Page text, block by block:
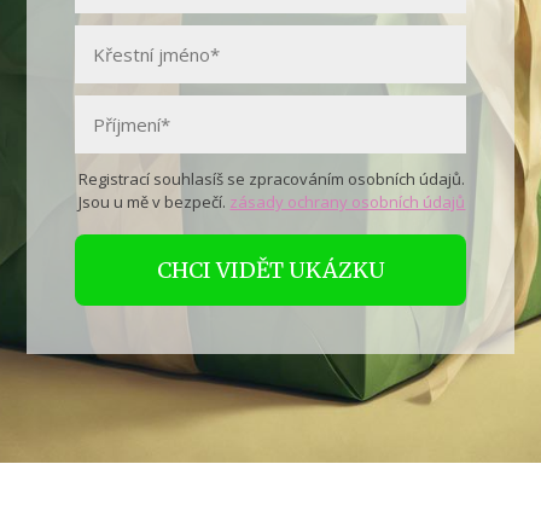
Registrací souhlasíš se zpracováním osobních údajů.
Jsou u mě v bezpečí. zásady ochrany osobních údajů
CHCI VIDĚT UKÁZKU